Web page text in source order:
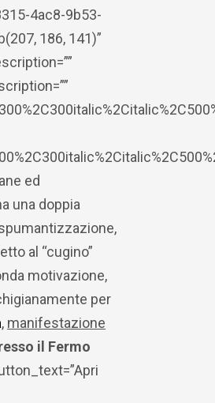
4ac8-9b53-
186, 141)”
ed
una doppia
al “cugino”
motivazione,
per
, manifestazione
il Fermo